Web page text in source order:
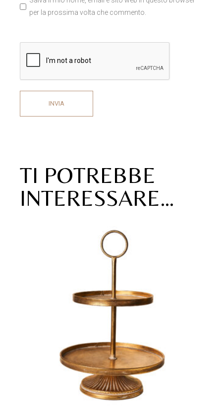
per la prossima volta che commento.
INVIA
TI POTREBBE
INTERESSARE…